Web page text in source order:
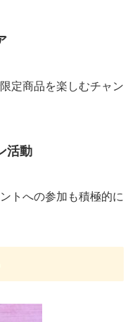
定商品を楽しむチャン
活動
トへの参加も積極的に